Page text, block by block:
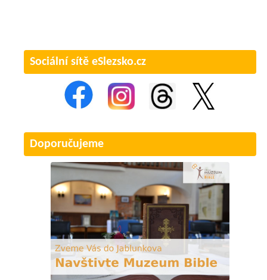
Sociální sítě eSlezsko.cz
Doporučujeme